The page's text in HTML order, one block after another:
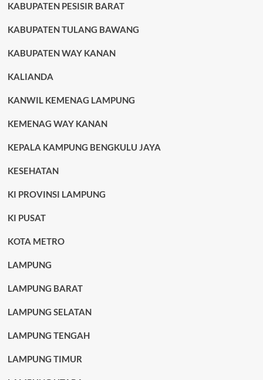
KABUPATEN PESISIR BARAT
KABUPATEN TULANG BAWANG
KABUPATEN WAY KANAN
KALIANDA
KANWIL KEMENAG LAMPUNG
KEMENAG WAY KANAN
KEPALA KAMPUNG BENGKULU JAYA
KESEHATAN
KI PROVINSI LAMPUNG
KI PUSAT
KOTA METRO
LAMPUNG
LAMPUNG BARAT
LAMPUNG SELATAN
LAMPUNG TENGAH
LAMPUNG TIMUR